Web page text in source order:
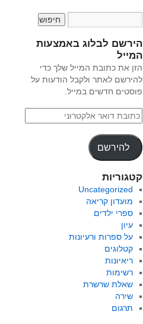
הירשם לבלוג באמצעות
המייל
הזן את כתובת המייל שלך כדי
להירשם לאתר ולקבל הודעות על
פוסטים חדשים במייל.
להירשם
קטגוריות
Uncategorized
מועדון קריאה
ספרי ילדים
עיון
על ספרות ורעיונות
קטלוגים
ריאיונות
רשימות
שאלת שרשרת
שירה
תרגום